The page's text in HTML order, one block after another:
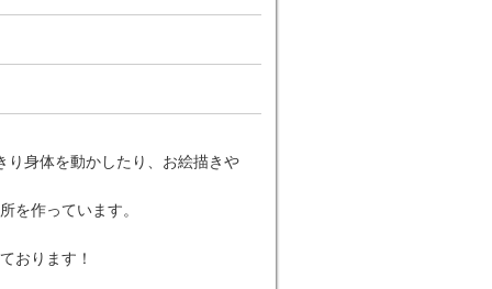
り身体を動かしたり、お絵描きや
を作っています。
おります！